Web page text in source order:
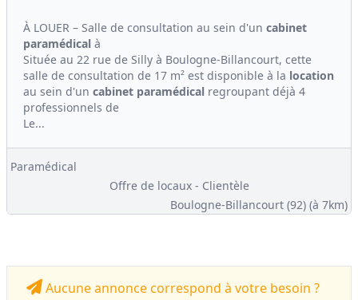
À LOUER – Salle de consultation au sein d'un cabinet
paramédical à
Située au 22 rue de Silly à Boulogne-Billancourt, cette
salle de consultation de 17 m² est disponible à la location
au sein d'un cabinet paramédical regroupant déjà 4
professionnels de
Le...
Paramédical
Offre de locaux - Clientèle
Boulogne-Billancourt (92) (à 7km)
Aucune annonce correspond à votre besoin ?